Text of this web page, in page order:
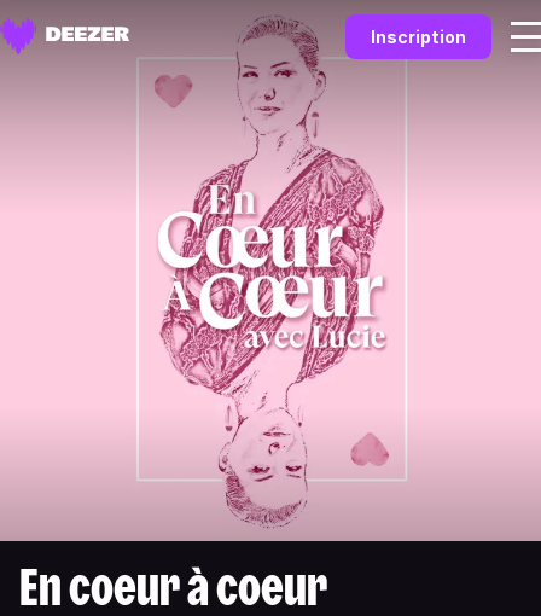
Inscription
En coeur à coeur